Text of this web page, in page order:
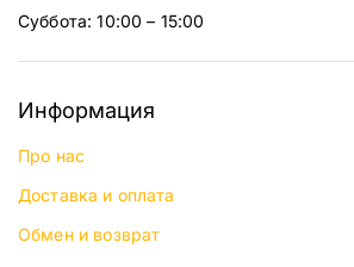
Суббота: 10:00 – 15:00
Информация
Про нас
Доставка и оплата
Обмен и возврат